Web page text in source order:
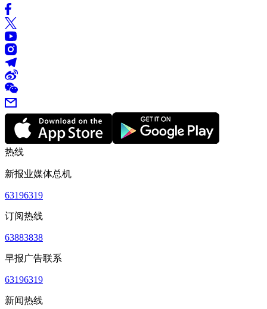
热线
新报业媒体总机
63196319
订阅热线
63883838
早报广告联系
63196319
新闻热线